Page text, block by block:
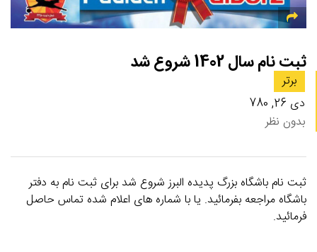
ثبت نام سال 1402 شروع شد
برتر
دی 26, 780
بدون نظر
ثبت نام باشگاه بزرگ پدیده البرز شروع شد برای ثبت نام به دفتر
باشگاه مراجعه بفرمائید. یا با شماره های اعلام شده تماس حاصل
فرمائید.